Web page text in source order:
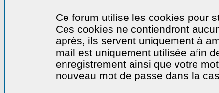
Ce forum utilise les cookies pour
Ces cookies ne contiendront
après, ils servent uniquement à
mail est uniquement utilisée afin
enregistrement ainsi que votre
nouveau mot de passe dans la